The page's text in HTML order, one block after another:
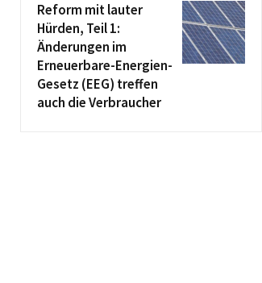
Reform mit lauter
Hürden, Teil 1:
Änderungen im
Erneuerbare-Energien-
Gesetz (EEG) treffen
auch die Verbraucher